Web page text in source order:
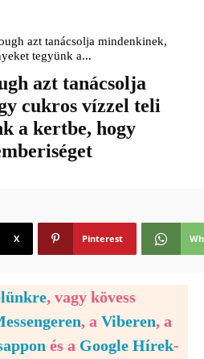
azt tanácsolja mindenkinek,
tegyünk a...
azt tanácsolja
cukros vízzel teli
a kertbe, hogy
X Pinterest
, vagy kövess
, a Viberen, a
és a Google Hírek-